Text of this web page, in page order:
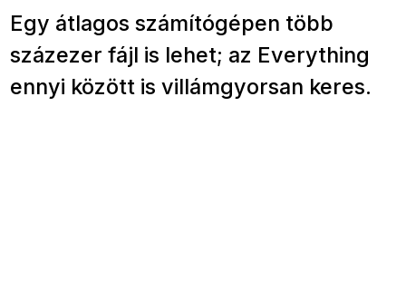
Egy átlagos számítógépen több
százezer fájl is lehet; az Everything
ennyi között is villámgyorsan keres.